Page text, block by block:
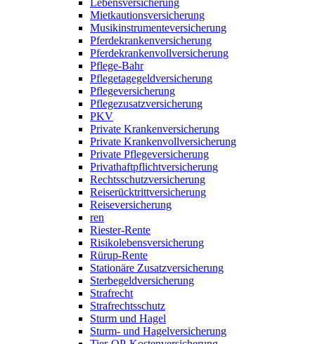
Lebensversicherung
Mietkautionsversicherung
Musikinstrumenteversicherung
Pferdekrankenversicherung
Pferdekrankenvollversicherung
Pflege-Bahr
Pflegetagegeldversicherung
Pflegeversicherung
Pflegezusatzversicherung
PKV
Private Krankenversicherung
Private Krankenvollversicherung
Private Pflegeversicherung
Privathaftpflichtversicherung
Rechtsschutzversicherung
Reiserücktrittversicherung
Reiseversicherung
ren
Riester-Rente
Risikolebensversicherung
Rürup-Rente
Stationäre Zusatzversicherung
Sterbegeldversicherung
Strafrecht
Strafrechtsschutz
Sturm und Hagel
Sturm- und Hagelversicherung